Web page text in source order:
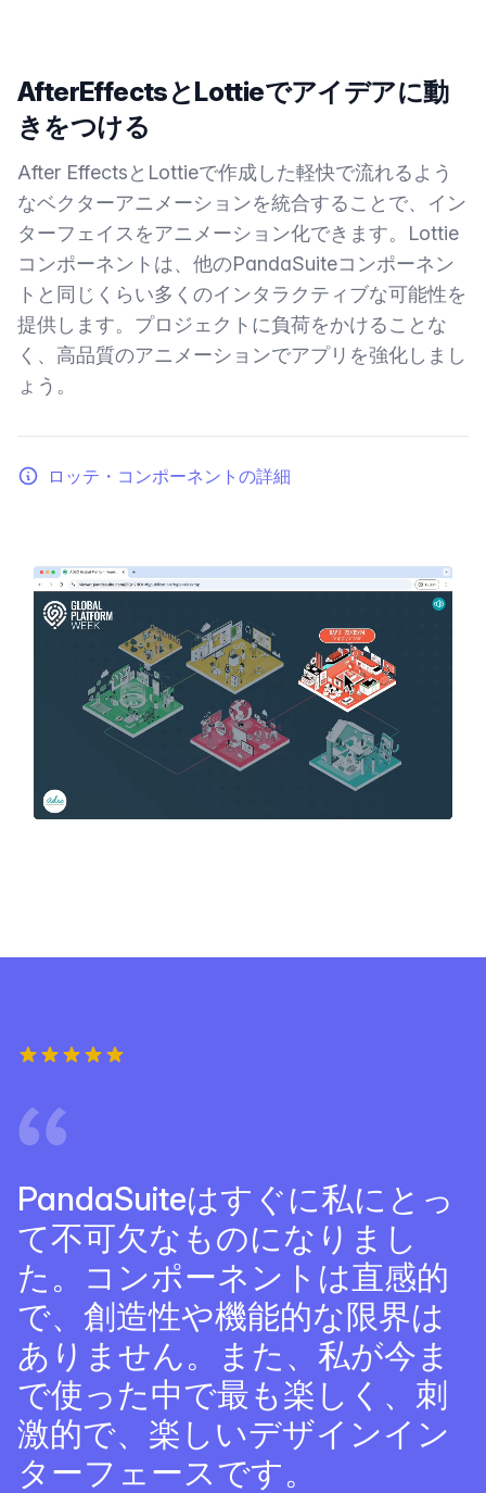
AfterEffectsとLottieでアイデアに動
きをつける
After EffectsとLottieで作成した軽快で流れるよう
なベクターアニメーションを統合することで、イン
ターフェイスをアニメーション化できます。Lottie
コンポーネントは、他のPandaSuiteコンポーネン
トと同じくらい多くのインタラクティブな可能性を
提供します。プロジェクトに負荷をかけることな
く、高品質のアニメーションでアプリを強化しまし
ょう。
ロッテ・コンポーネントの詳細
PandaSuiteはすぐに私にとっ
て不可欠なものになりまし
た。コンポーネントは直感的
で、創造性や機能的な限界は
ありません。また、私が今ま
で使った中で最も楽しく、刺
激的で、楽しいデザインイン
ターフェースです。